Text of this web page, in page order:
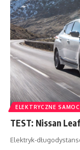
ELEKTRYCZNE
TEST: Nissan
Elektryk-